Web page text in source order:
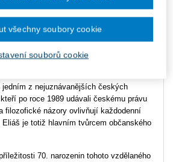
E-kniha
978-80-87439-73-9
jedním z nejuznávanějších českých
po roce 1989 udávali českému právu
filozofické názory ovlivňují každodenní
je totiž hlavním tvůrcem občanského
70. narozenin tohoto vzdělaného
souborů cookie
všechny soubory cookie